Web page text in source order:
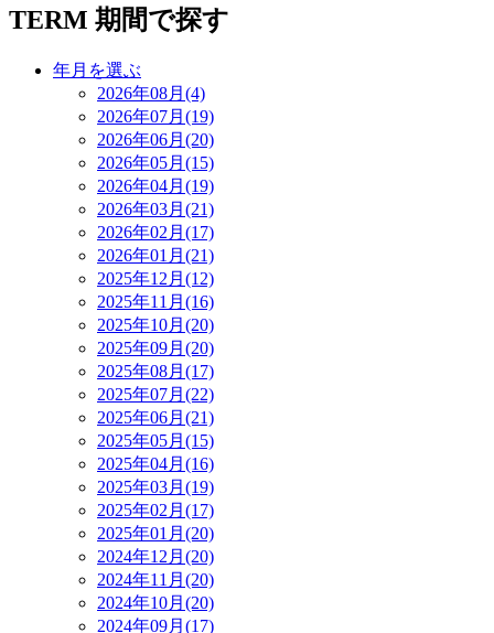
TERM 期間で探す
年月を選ぶ
2026年08月(4)
2026年07月(19)
2026年06月(20)
2026年05月(15)
2026年04月(19)
2026年03月(21)
2026年02月(17)
2026年01月(21)
2025年12月(12)
2025年11月(16)
2025年10月(20)
2025年09月(20)
2025年08月(17)
2025年07月(22)
2025年06月(21)
2025年05月(15)
2025年04月(16)
2025年03月(19)
2025年02月(17)
2025年01月(20)
2024年12月(20)
2024年11月(20)
2024年10月(20)
2024年09月(17)